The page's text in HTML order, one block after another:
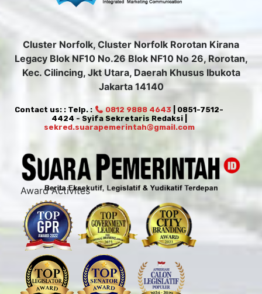
Cluster Norfolk, Cluster Norfolk Rorotan Kirana
Legacy Blok NF10 No.26 Blok NF10 No 26, Rorotan,
Kec. Cilincing, Jkt Utara, Daerah Khusus Ibukota
Jakarta 14140
Contact us: : Telp. : 0812 9888 4643 | 0851-7512-
4424 - Syifa Sekretaris Redaksi |
sekred.suarapemerintah@gmail.com
Award Activites